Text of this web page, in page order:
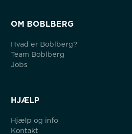
OM BOBLBERG
Hvad er Boblberg?
Team Boblberg
Jobs
HJÆLP
Hjælp og info
Kontakt